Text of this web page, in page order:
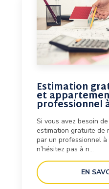
Estimation
et
professionnel
Si vous avez besoin
estimation gratuite de
par un professionnel
n’hésitez pas à n...
EN